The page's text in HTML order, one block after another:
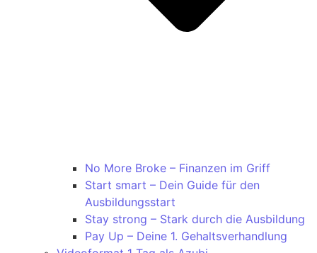
No More Broke – Finanzen im Griff
Start smart – Dein Guide für den
Ausbildungsstart
Stay strong – Stark durch die Ausbildung
Pay Up – Deine 1. Gehaltsverhandlung